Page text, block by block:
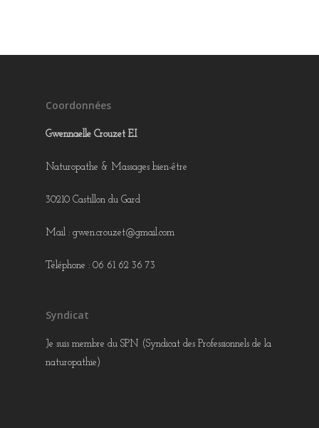
Coordonnées
Gwennaelle Crouzet E.I
Naturopathe & Massages bien-être
30210 Castillon du Gard
Mail : gwen.crouzet@gmail.com
Téléphone : 06 61 62 36 73
Syndicat
Je suis membre du SPN (Syndicat des Professionnels de la
naturopathie)